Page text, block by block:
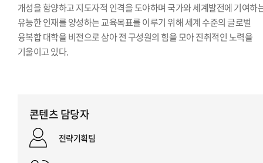
개성을 함양하고 지도자적 인격을 도야하며 국가와 세계발전에 기여하
유능한 인재를 양성하는 교육목표를 이루기 위해 세계 수준의 글로벌
융복합 대학을 비전으로 삼아 전 구성원의 힘을 모아 진취적인 노력을
기울이고 있다.
콘텐츠 담당자
전략기획팀